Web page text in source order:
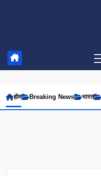
होम Breaking News भारत